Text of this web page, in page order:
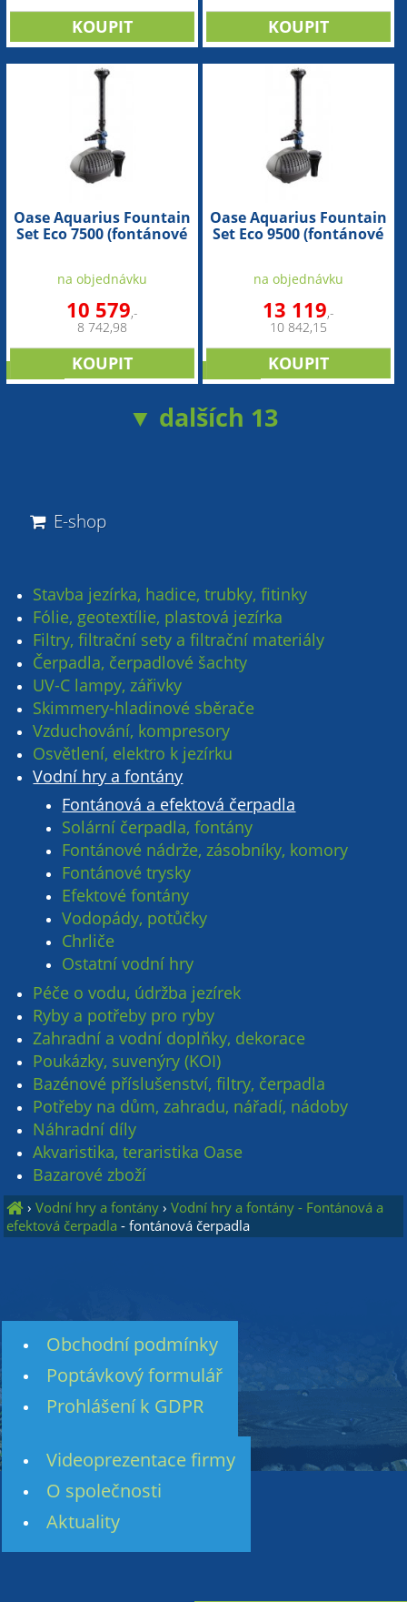
Oase Aquarius Fountain
Set Eco 7500 (fontánové
na objednávku
10 579,-
8 742,98
Oase Aquarius Fountain
Set Eco 9500 (fontánové
na objednávku
13 119,-
10 842,15
▼ dalších 13
E-shop
Stavba jezírka, hadice, trubky, fitinky
Fólie, geotextílie, plastová jezírka
Filtry, filtrační sety a filtrační materiály
Čerpadla, čerpadlové šachty
UV-C lampy, zářivky
Skimmery-hladinové sběrače
Vzduchování, kompresory
Osvětlení, elektro k jezírku
Vodní hry a fontány
Fontánová a efektová čerpadla
Solární čerpadla, fontány
Fontánové nádrže, zásobníky, komory
Fontánové trysky
Efektové fontány
Vodopády, potůčky
Chrliče
Ostatní vodní hry
Péče o vodu, údržba jezírek
Ryby a potřeby pro ryby
Zahradní a vodní doplňky, dekorace
Poukázky, suvenýry (KOI)
Bazénové příslušenství, filtry, čerpadla
Potřeby na dům, zahradu, nářadí, nádoby
Náhradní díly
Akvaristika, teraristika Oase
Bazarové zboží
›Vodní hry a fontány ›Vodní hry a fontány - Fontánová a
efektová čerpadla - fontánová čerpadla
Obchodní podmínky
Poptávkový formulář
Prohlášení k GDPR
Videoprezentace firmy
O společnosti
Aktuality